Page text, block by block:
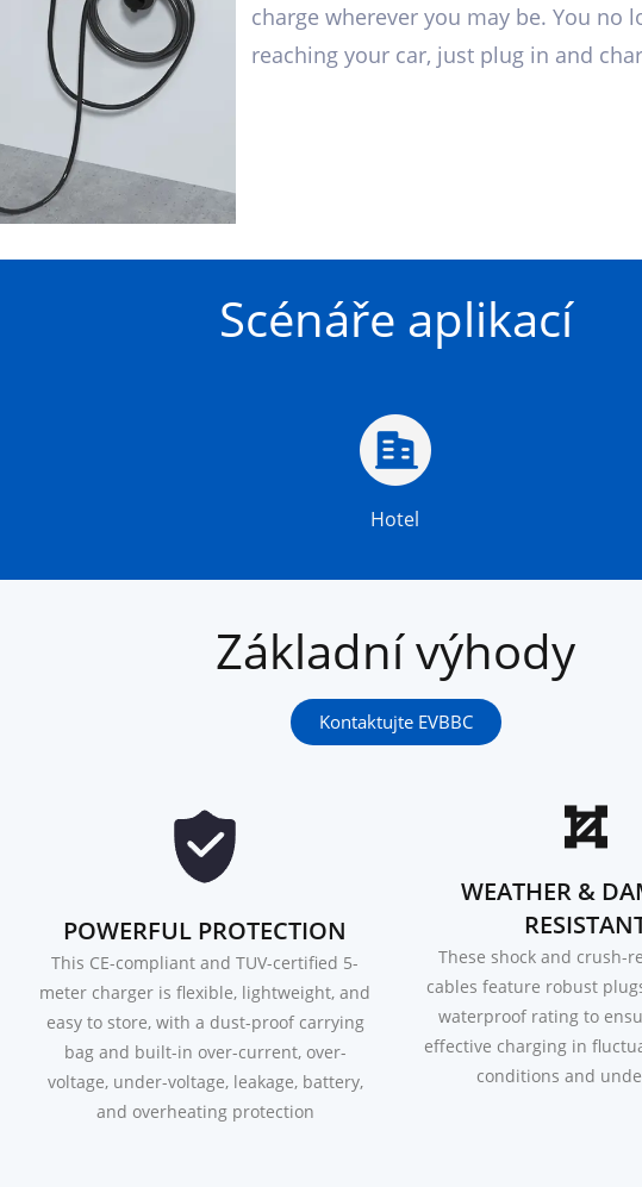
charge wherever you may be. You
reaching your car, just plug in and
Scénáře aplikací
Hotel
Základní výhody
Kontaktujte EVBBC
POWERFUL PROTECTION
This CE-compliant and TUV-certified 5-
meter charger is flexible, lightweight, and
easy to store, with a dust-proof carrying
bag and built-in over-current, over-
voltage, under-voltage, leakage, battery,
and overheating protection
WEATHER &
These shock and crush-
cables feature robust
waterproof rating to
effective charging in
conditions and